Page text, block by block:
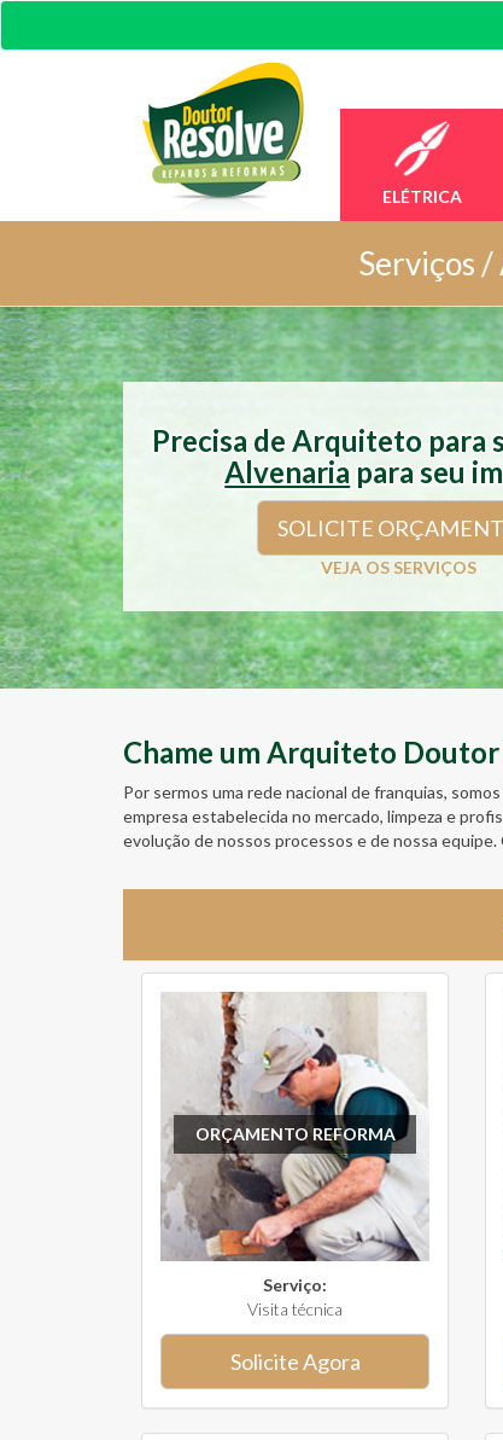
ELÉTRICA
Serviços /
Precisa de Arquiteto para
Alvenaria para seu
SOLICITE
VEJA OS SERVIÇOS
Chame um Arquiteto Doutor
Por sermos uma rede nacional de franquias,
empresa estabelecida no mercado, limpeza e
evolução de nossos processos e de nossa
ORÇAMENTO REFORMA
Serviço:
Visita técnica
Solicite Agora